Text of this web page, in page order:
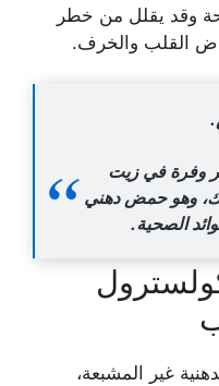
وقد يقلل من خطر
القلب والخرف.
وفرة في زيت
وهو حمض دهني
الصحية.
غير المشبعة،